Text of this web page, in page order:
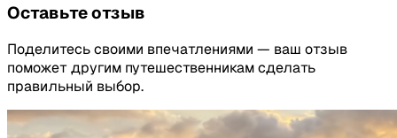
Оставьте отзыв
Поделитесь своими впечатлениями — ваш отзыв
поможет другим путешественникам сделать
правильный выбор.